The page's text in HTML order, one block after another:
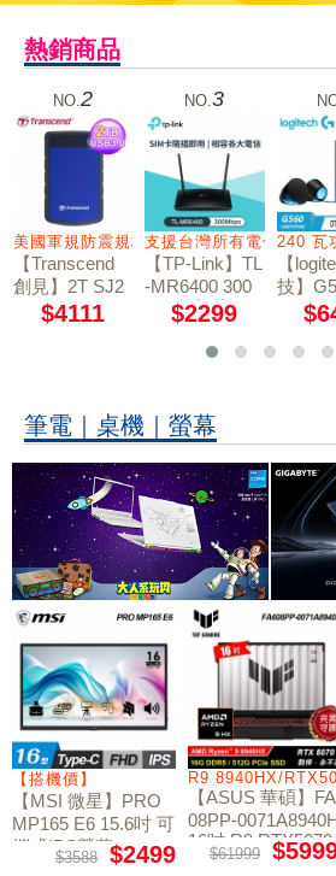
熱銷商品
號
NO. 2
美國軍規防震規格
【Transcend
創見】2T SJ2
5H3B USB3.0
軍規防震硬碟
$4111
NO.3
支援台灣所有電信業者
【TP-Link】TL
-MR6400 300
Mbps 無線 N 4
G LTE路由器
$2299
240 瓦
【
技】
電競
筆電｜桌機｜螢幕
W11
【搭機價】
【MSI 微星】PRO
MP165 E6 15.6吋 可
攜式IPS螢幕
$3588 $2499
R9 8940HX/
【ASUS 華碩】
08PP-
16吋 R9 RTX5070
電競筆電
$61999